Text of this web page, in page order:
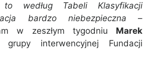
to według Tabeli Klasyfikacji
bardzo niebezpieczna –
w zeszłym tygodniu Marek
interwencyjnej Fundacji